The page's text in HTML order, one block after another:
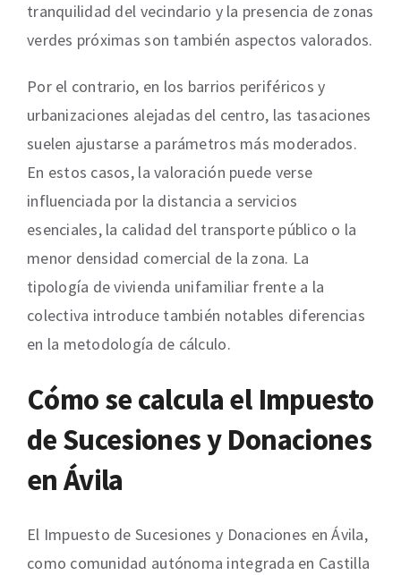
tranquilidad del vecindario y la presencia de zonas
verdes próximas son también aspectos valorados.
Por el contrario, en los barrios periféricos y
urbanizaciones alejadas del centro, las tasaciones
suelen ajustarse a parámetros más moderados.
En estos casos, la valoración puede verse
influenciada por la distancia a servicios
esenciales, la calidad del transporte público o la
menor densidad comercial de la zona. La
tipología de vivienda unifamiliar frente a la
colectiva introduce también notables diferencias
en la metodología de cálculo.
Cómo se calcula el Impuesto
de Sucesiones y Donaciones
en Ávila
El Impuesto de Sucesiones y Donaciones en Ávila,
como comunidad autónoma integrada en Castilla